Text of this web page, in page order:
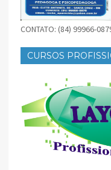
CONTATO: (84) 99966-
CURSOS